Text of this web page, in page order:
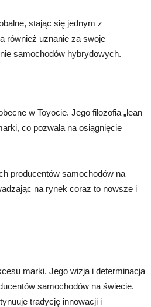
stając się jednym z
również uznanie za swoje
samochodów hybrydowych.
w Toyocie. Jego filozofia „lean
co pozwala na osiągnięcie
producentów samochodów na
na rynek coraz to nowsze i
marki. Jego wizja i determinacja
samochodów na świecie.
tradycję innowacji i